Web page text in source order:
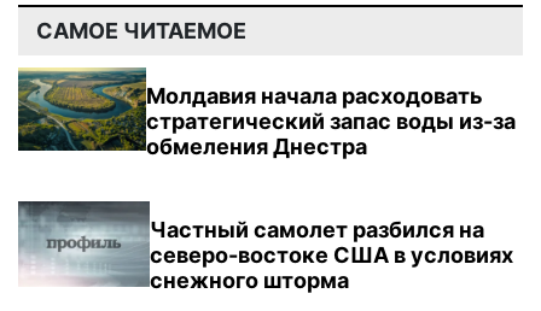
САМОЕ ЧИТАЕМОЕ
Молдавия начала расходовать
стратегический запас воды из-за
обмеления Днестра
Частный самолет разбился на
северо-востоке США в условиях
снежного шторма